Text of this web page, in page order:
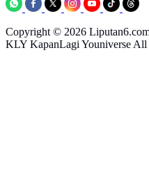
Copyright © 2026
KLY KapanLagi Youniverse All